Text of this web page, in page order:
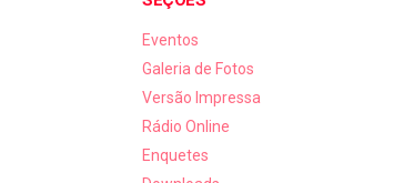
Eventos
Galeria de Fotos
Versão Impressa
Rádio Online
Enquetes